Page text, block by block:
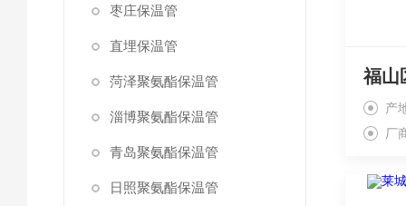
枣庄保温管
直埋保温管
菏泽聚氨酯保温管
淄博聚氨酯保温管
青岛聚氨酯保温管
日照聚氨酯保温管
福山
产
厂